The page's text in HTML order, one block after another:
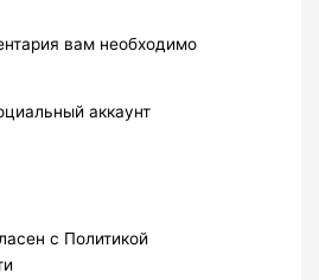
вам необходимо
аккаунт
с Политикой